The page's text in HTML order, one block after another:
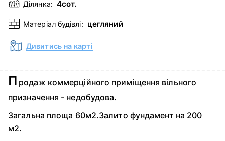
Ділянка: 4сот.
Матеріал будівлі: цегляний
Дивитись на карті
П родаж коммерційного приміщення вільного
призначення - недобудова.
Загальна площа 60м2.Залито фундамент на 200
м2.